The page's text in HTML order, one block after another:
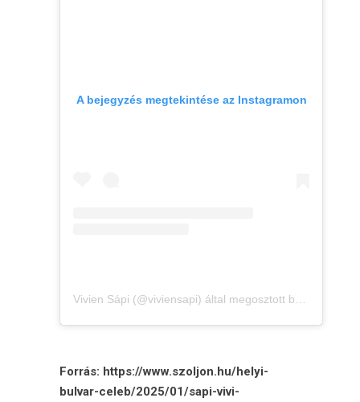
A bejegyzés megtekintése az Instagramon
Vivien Sápi (@viviensapi) által megosztott bejegyzés
Forrás: https://www.szoljon.hu/helyi-
bulvar-celeb/2025/01/sapi-vivi-